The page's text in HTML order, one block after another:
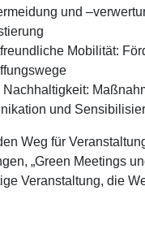
und
Mobilität:
Nachhaltigkeit:
und
Weg für
„Green Meetings
Veranstaltung, die